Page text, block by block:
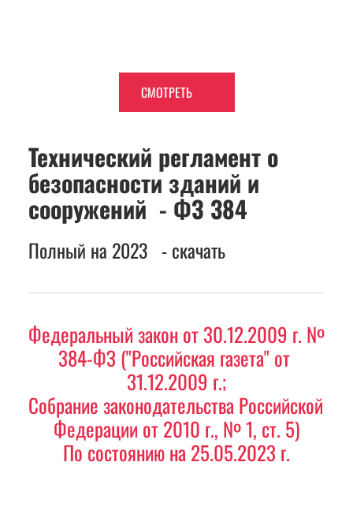
Технический регламент о
безопасности зданий и
сооружений  - ФЗ 384
Полный на 2023   - скачать
СМОТРЕТЬ
Федеральный закон от 30.12.2009 г. №
384-ФЗ ("Российская газета" от
31.12.2009 г.;
Собрание законодательства Российской
Федерации от 2010 г., № 1, ст. 5)
По cоcтоянию на 25.05.2023 г.